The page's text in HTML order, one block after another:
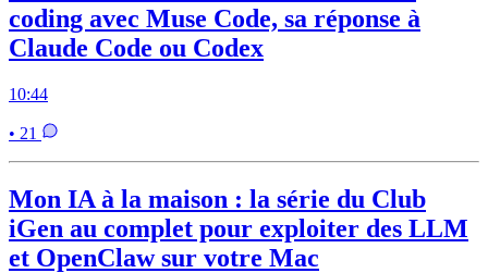
coding avec Muse Code, sa réponse à
Claude Code ou Codex
10:44
• 21
Mon IA à la maison : la série du Club
iGen au complet pour exploiter des LLM
et OpenClaw sur votre Mac